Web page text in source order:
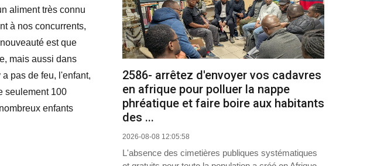
aliment très connu
à nos concurrents,
est que
mais aussi dans
pas de feu, l'enfant,
seulement 100
enfants
2586- arrêtez d'envoyer vos cadavres
en afrique pour polluer la nappe
phréatique et faire boire aux habitants
des ...
2026-08-08 12:05:58
L'absence des cimetières publiques systématiques